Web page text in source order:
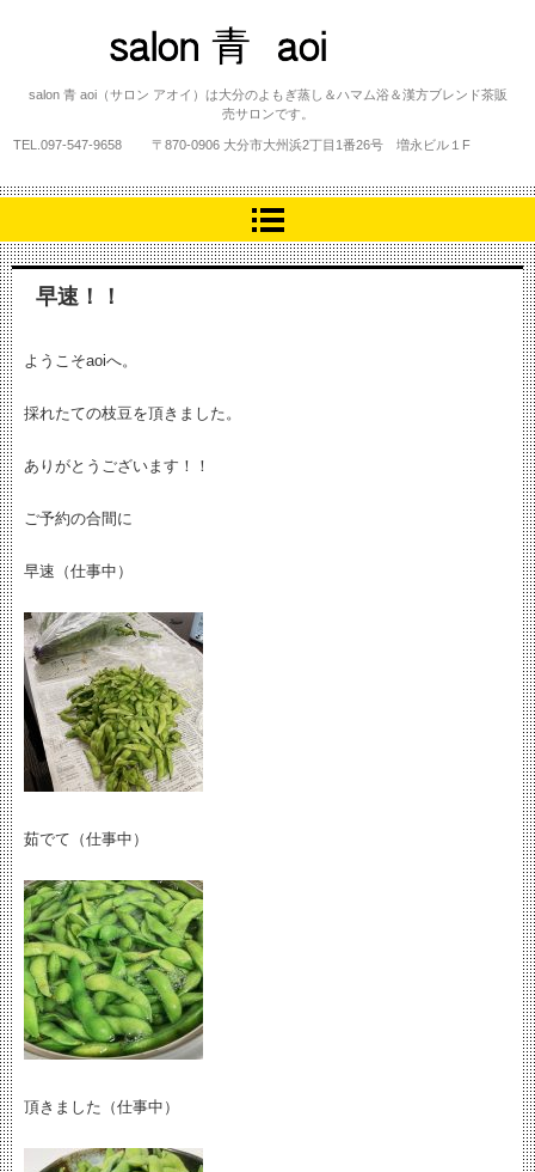
salon 青 aoi
salon 青 aoi（サロン アオイ）は大分のよもぎ蒸し＆ハマム浴＆漢方ブレンド茶販
売サロンです。
TEL. 097-547-9658 〒870-0906 大分市大州浜2丁目1番26号 増永ビル１F
早速！！
ようこそaoiへ。
採れたての枝豆を頂きました。
ありがとうございます！！
ご予約の合間に
早速（仕事中）
茹でて（仕事中）
頂きました（仕事中）